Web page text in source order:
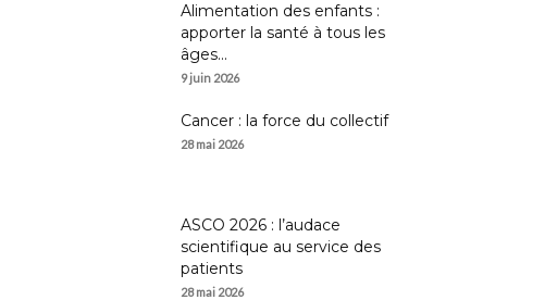
Alimentation des enfants :
apporter la santé à tous les
âges...
9 juin 2026
Cancer : la force du collectif
28 mai 2026
ASCO 2026 : l’audace
scientifique au service des
patients
28 mai 2026